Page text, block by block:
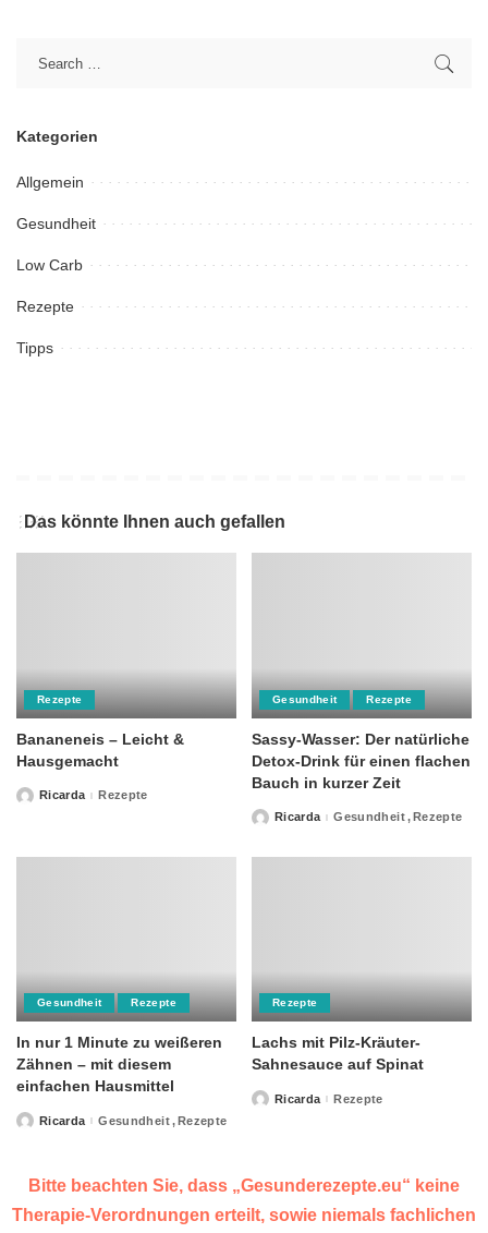
Kategorien
Allgemein
Gesundheit
Low Carb
Rezepte
Tipps
Das könnte Ihnen auch gefallen
Rezepte
Bananeneis – Leicht &
Hausgemacht
PostedRicarda Rezepte
Gesundheit Rezepte
Sassy-Wasser: Der natürliche
Detox-Drink für einen flachen
Bauch in kurzer Zeit
PostedRicarda Gesundheit Rezepte
Gesundheit Rezepte
In nur 1 Minute zu weißeren
Zähnen – mit diesem
einfachen Hausmittel
PostedRicarda Gesundheit Rezepte
Rezepte
Lachs mit Pilz-Kräuter-
Sahnesauce auf Spinat
PostedRicarda Rezepte
Bitte beachten Sie, dass „Gesunderezepte.eu“ keine
Therapie-Verordnungen erteilt, sowie niemals fachlichen